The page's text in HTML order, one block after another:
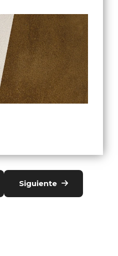
Siguiente